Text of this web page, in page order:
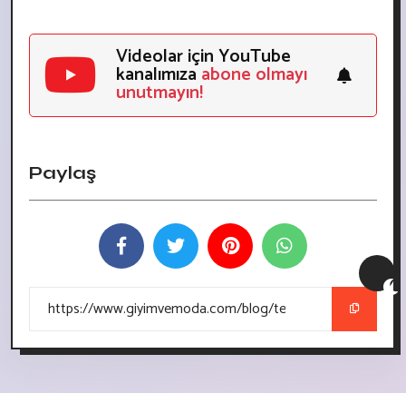
Videolar için YouTube
kanalımızaabone olmayı
unutmayın!
Paylaş